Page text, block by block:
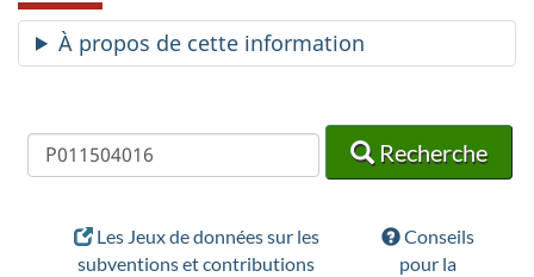
À propos de cette information
Recherche
Recherche
Recherche
Les Jeux de données sur les
subventions et contributions
Conseils
pour la